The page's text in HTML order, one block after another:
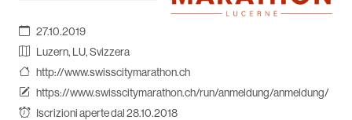
27.10.2019
Luzern, LU, Svizzera
http://www.swisscitymarathon.ch
https://www.swisscitymarathon.ch/run/anmeldung/anmeldung/
Iscrizioni aperte dal 28.10.2018